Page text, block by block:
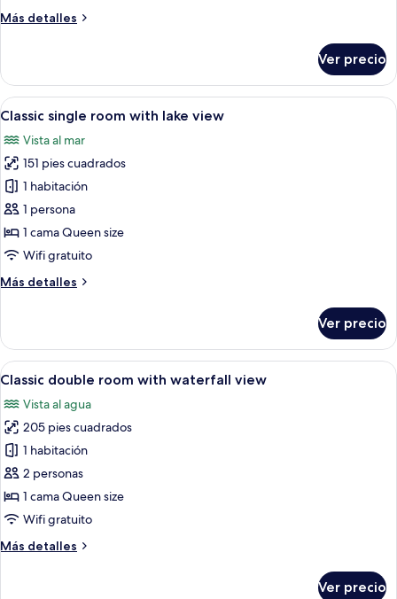
waterfall
Más detalles
Más
single
room
with
view
Ver precio
Abrir
todas
las
fotos
de
Classic
single
room
lake
Una cama con dosel clásica, con un
3
Classic single room with lake view
Vista al mar
151 pies cuadrados
1 habitación
1 persona
1 cama Queen size
Wifi gratuito
Más detalles
Más
single
room
with
view
Ver precio
Abrir
todas
las
fotos
de
Classic
double
room
waterfall
Un dormitorio con una cama
3
Classic double room with waterfall view
Vista al agua
205 pies cuadrados
1 habitación
2 personas
1 cama Queen size
Wifi gratuito
Más detalles
Más
Ver precio